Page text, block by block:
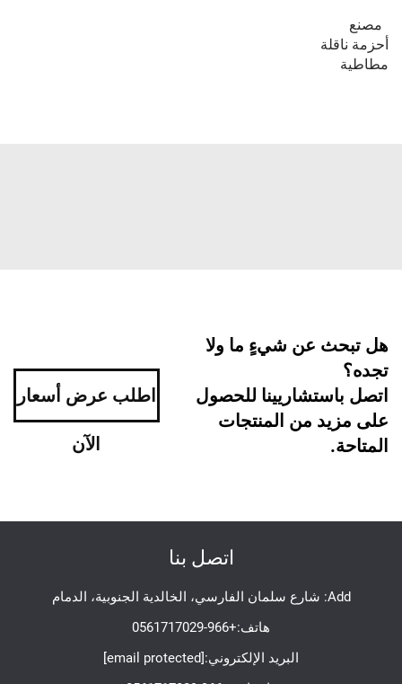
مصنع
أحزمة ناقلة
مطاطية
هل تبحث عن شيءٍ ما ولا
تجده؟
اتصل باستشاريينا للحصول
على مزيد من المنتجات
المتاحة.
اطلب عرض أسعار
الآن
اتصل بنا
Add: شارع سلمان الفارسي، الخالدية الجنوبية، الدمام
هاتف:+966-0561717029
البريد الإلكتروني:[email protected]